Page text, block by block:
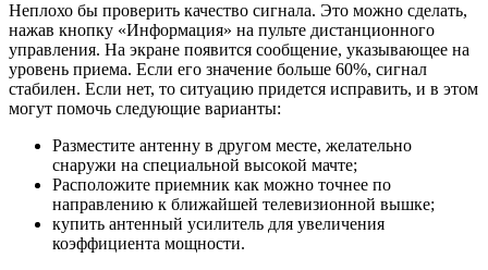
Неплохо бы проверить качество сигнала. Это можно сделать,
нажав кнопку «Информация» на пульте дистанционного
управления. На экране появится сообщение, указывающее на
уровень приема. Если его значение больше 60%, сигнал
стабилен. Если нет, то ситуацию придется исправить, и в этом
могут помочь следующие варианты:
Разместите антенну в другом месте, желательно
снаружи на специальной высокой мачте;
Расположите приемник как можно точнее по
направлению к ближайшей телевизионной вышке;
купить антенный усилитель для увеличения
коэффициента мощности.